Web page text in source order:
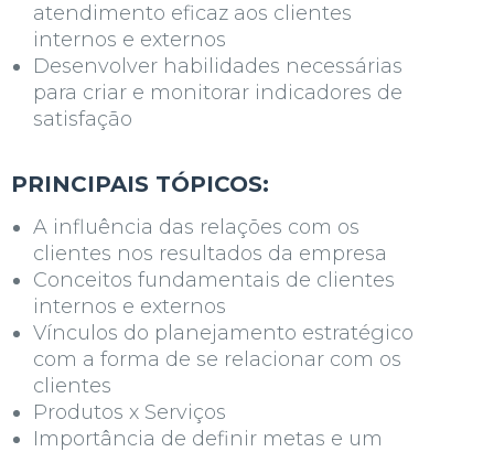
atendimento eficaz aos clientes
internos e externos
Desenvolver habilidades necessárias
para criar e monitorar indicadores de
satisfação
PRINCIPAIS TÓPICOS:
A influência das relações com os
clientes nos resultados da empresa
Conceitos fundamentais de clientes
internos e externos
Vínculos do planejamento estratégico
com a forma de se relacionar com os
clientes
Produtos x Serviços
Importância de definir metas e um